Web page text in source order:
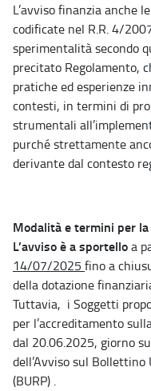
L’avviso finanzia anche
codificate nel R.R. 4/
sperimentalità secondo
precitato Regolamento,
pratiche ed esperienze
contesti, in termini di
strumentali
purché strettamente
derivante dal contesto
Modalità e termini per
L’avviso è a sportelloa
14/07/2025 fino a
della dotazione
Tuttavia, i Soggetti
per l’accreditamento
dal 20.06.2025, giorno
dell’Avviso sul
(BURP) .